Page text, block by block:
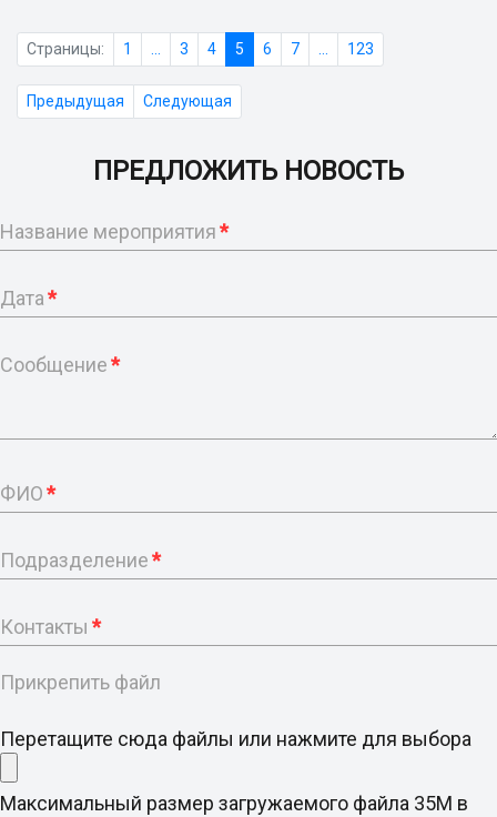
Страницы: 1 3 4 5 6 7 123
Предыдущая Следующая
ПРЕДЛОЖИТЬ НОВОСТЬ
Название мероприятия*
Дата*
Сообщение*
ФИО*
Подразделение*
Контакты *
Прикрепить файл
Перетащите сюда файлы или нажмите для выбора
Максимальный размер загружаемого файла 35M в